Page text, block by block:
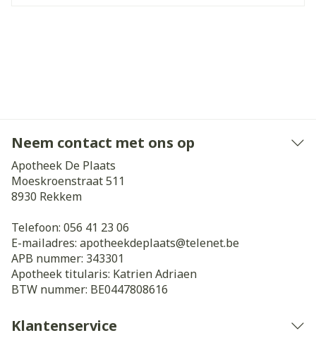
Neem contact met ons op
Apotheek De Plaats
Moeskroenstraat 511
8930 Rekkem
Telefoon: 056 41 23 06
E-mailadres: apotheekdeplaats@telenet.be
APB nummer: 343301
Apotheek titularis: Katrien Adriaen
BTW nummer: BE0447808616
Klantenservice